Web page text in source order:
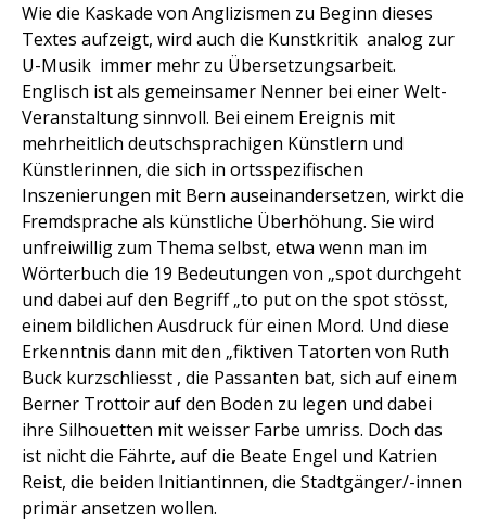
Wie die Kaskade von Anglizismen zu Beginn dieses
Textes aufzeigt, wird auch die Kunstkritik  analog zur
U-Musik  immer mehr zu Übersetzungsarbeit.
Englisch ist als gemeinsamer Nenner bei einer Welt-
Veranstaltung sinnvoll. Bei einem Ereignis mit
mehrheitlich deutschsprachigen Künstlern und
Künstlerinnen, die sich in ortsspezifischen
Inszenierungen mit Bern auseinandersetzen, wirkt die
Fremdsprache als künstliche Überhöhung. Sie wird
unfreiwillig zum Thema selbst, etwa wenn man im
Wörterbuch die 19 Bedeutungen von „spot durchgeht
und dabei auf den Begriff „to put on the spot stösst,
einem bildlichen Ausdruck für einen Mord. Und diese
Erkenntnis dann mit den „fiktiven Tatorten von Ruth
Buck kurzschliesst , die Passanten bat, sich auf einem
Berner Trottoir auf den Boden zu legen und dabei
ihre Silhouetten mit weisser Farbe umriss. Doch das
ist nicht die Fährte, auf die Beate Engel und Katrien
Reist, die beiden Initiantinnen, die Stadtgänger/-innen
primär ansetzen wollen.